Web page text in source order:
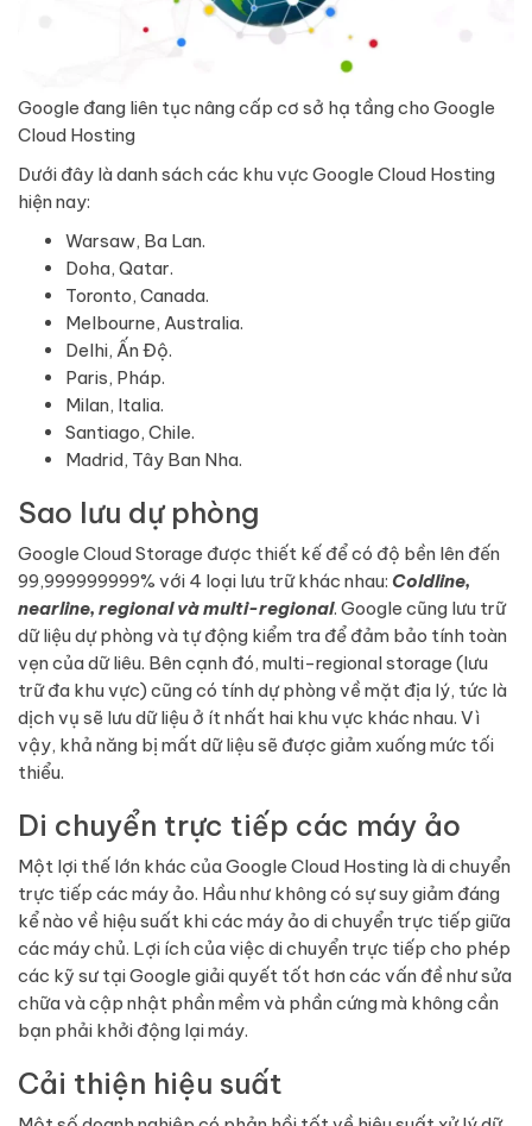
Google đang liên tục nâng cấp cơ sở hạ tầng cho Google
Cloud Hosting
Dưới đây là danh sách các khu vực Google Cloud Hosting
hiện nay:
Warsaw, Ba Lan.
Doha, Qatar.
Toronto, Canada.
Melbourne, Australia.
Delhi, Ấn Độ.
Paris, Pháp.
Milan, Italia.
Santiago, Chile.
Madrid, Tây Ban Nha.
Sao lưu dự phòng
Google Cloud Storage được thiết kế để có độ bền lên đến
99,999999999% với 4 loại lưu trữ khác nhau: Coldline,
nearline, regional và multi-regional. Google cũng lưu trữ
dữ liệu dự phòng và tự động kiểm tra để đảm bảo tính toàn
vẹn của dữ liêu. Bên cạnh đó, multi-regional storage (lưu
trữ đa khu vực) cũng có tính dự phòng về mặt địa lý, tức là
dịch vụ sẽ lưu dữ liệu ở ít nhất hai khu vực khác nhau. Vì
vậy, khả năng bị mất dữ liệu sẽ được giảm xuống mức tối
thiểu.
Di chuyển trực tiếp các máy ảo
Một lợi thế lớn khác của Google Cloud Hosting là di chuyển
trực tiếp các máy ảo. Hầu như không có sự suy giảm đáng
kể nào về hiệu suất khi các máy ảo di chuyển trực tiếp giữa
các máy chủ. Lợi ích của việc di chuyển trực tiếp cho phép
các kỹ sư tại Google giải quyết tốt hơn các vấn đề như sửa
chữa và cập nhật phần mềm và phần cứng mà không cần
bạn phải khởi động lại máy.
Cải thiện hiệu suất